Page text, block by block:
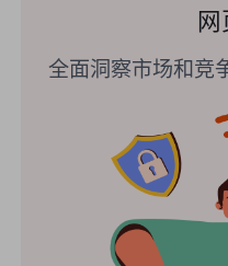
网
全面洞察市场和竞